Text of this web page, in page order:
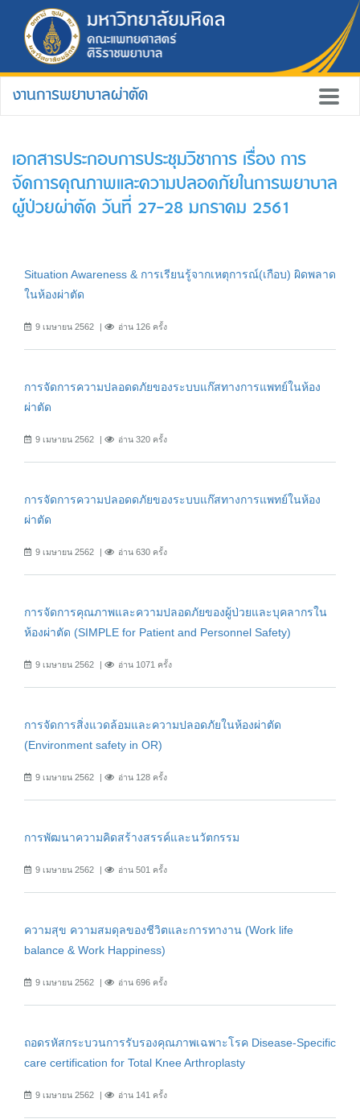
งานการพยาบาลผ่าตัด
เอกสารประกอบการประชุมวิชาการ เรื่อง การ
จัดการคุณภาพและความปลอดภัยในการพยาบาล
ผู้ป่วยผ่าตัด วันที่ 27-28 มกราคม 2561
Situation Awareness & การเรียนรู้จากเหตุการณ์(เกือบ) ผิดพลาด
ในห้องผ่าตัด
9 เมษายน 2562 อ่าน 126 ครั้ง
การจัดการความปลอดดภัยของระบบแก๊สทางการแพทย์ในห้อง
ผ่าตัด
9 เมษายน 2562 อ่าน 320 ครั้ง
การจัดการความปลอดดภัยของระบบแก๊สทางการแพทย์ในห้อง
ผ่าตัด
9 เมษายน 2562 อ่าน 630 ครั้ง
การจัดการคุณภาพและความปลอดภัยของผู้ป่วยและบุคลากรใน
ห้องผ่าตัด (SIMPLE for Patient and Personnel Safety)
9 เมษายน 2562 อ่าน 1071 ครั้ง
การจัดการสิ่งแวดล้อมและความปลอดภัยในห้องผ่าตัด
(Environment safety in OR)
9 เมษายน 2562 อ่าน 128 ครั้ง
การพัฒนาความคิดสร้างสรรค์และนวัตกรรม
9 เมษายน 2562 อ่าน 501 ครั้ง
ความสุข ความสมดุลของชีวิตและการทางาน (Work life
balance & Work Happiness)
9 เมษายน 2562 อ่าน 696 ครั้ง
ถอดรหัสกระบวนการรับรองคุณภาพเฉพาะโรค Disease-Specific
care certification for Total Knee Arthroplasty
9 เมษายน 2562 อ่าน 141 ครั้ง